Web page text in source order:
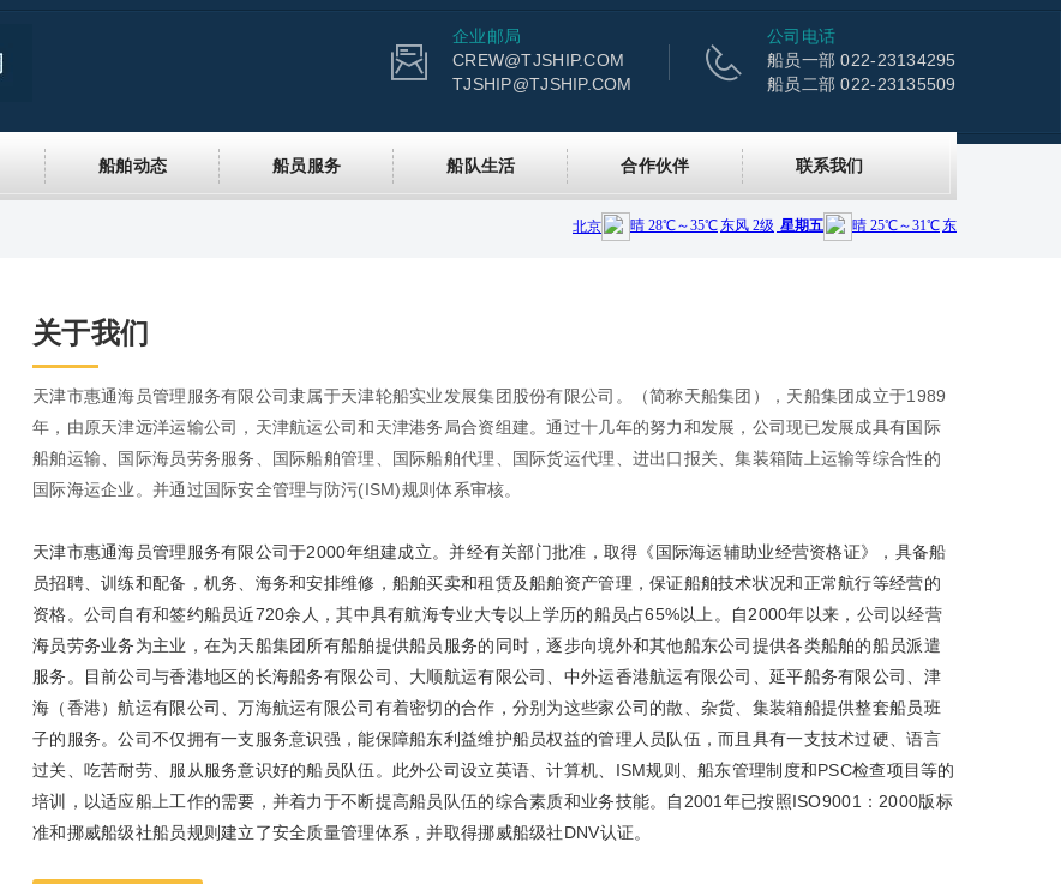
企业邮局
CREW@TJSHIP.COM
TJSHIP@TJSHIP.COM
公司电话
船员一部 022-23134295
船员二部 022-23135509
船舶动态 船员服务 船队生活 合作伙伴 联系我们
关于我们
天津市惠通海员管理服务有限公司隶属于天津轮船实业发展集团股份有限公司。（简称天船集团），天船集团成立于1989
年，由原天津远洋运输公司，天津航运公司和天津港务局合资组建。通过十几年的努力和发展，公司现已发展成具有国际
船舶运输、国际海员劳务服务、国际船舶管理、国际船舶代理、国际货运代理、进出口报关、集装箱陆上运输等综合性的
国际海运企业。并通过国际安全管理与防污(ISM)规则体系审核。
天津市惠通海员管理服务有限公司于2000年组建成立。并经有关部门批准，取得《国际海运辅助业经营资格证》，具备船
员招聘、训练和配备，机务、海务和安排维修，船舶买卖和租赁及船舶资产管理，保证船舶技术状况和正常航行等经营的
资格。公司自有和签约船员近720余人，其中具有航海专业大专以上学历的船员占65%以上。自2000年以来，公司以经营
海员劳务业务为主业，在为天船集团所有船舶提供船员服务的同时，逐步向境外和其他船东公司提供各类船舶的船员派遣
服务。目前公司与香港地区的长海船务有限公司、大顺航运有限公司、中外运香港航运有限公司、延平船务有限公司、津
海（香港）航运有限公司、万海航运有限公司有着密切的合作，分别为这些家公司的散、杂货、集装箱船提供整套船员班
子的服务。公司不仅拥有一支服务意识强，能保障船东利益维护船员权益的管理人员队伍，而且具有一支技术过硬、语言
过关、吃苦耐劳、服从服务意识好的船员队伍。此外公司设立英语、计算机、ISM规则、船东管理制度和PSC检查项目等的
培训，以适应船上工作的需要，并着力于不断提高船员队伍的综合素质和业务技能。自2001年已按照ISO9001：2000版标
准和挪威船级社船员规则建立了安全质量管理体系，并取得挪威船级社DNV认证。